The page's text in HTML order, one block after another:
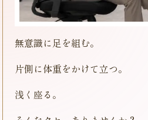
無意識に足を組む。
片側に体重をかけて立つ。
浅く座る。